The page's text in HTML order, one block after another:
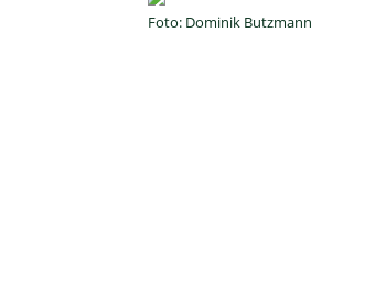
Foto: Dominik Butzmann